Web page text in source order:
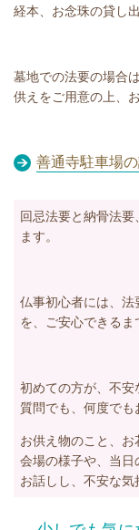
経本、お念珠の貸し
墓地での法要の場合
供えをご用意の上、
善通寺駐車場
回忌法要と納骨法
ます。
仏事初心者には、
を、ご安心できるま
初めての方が、不安
質問でも、何度でも
お供え物のこと、お
会場の様子や、当日
お話しし、不安な気